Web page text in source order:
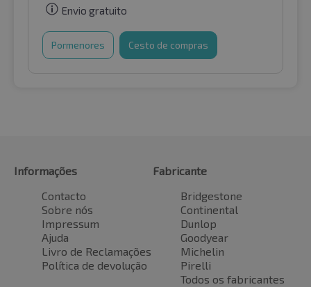
Envio gratuito
Pormenores Cesto de compras
Informações
Contacto
Sobre nós
Impressum
Ajuda
Livro de Reclamações
Política de devolução
Fabricante
Bridgestone
Continental
Dunlop
Goodyear
Michelin
Pirelli
Todos os fabricantes